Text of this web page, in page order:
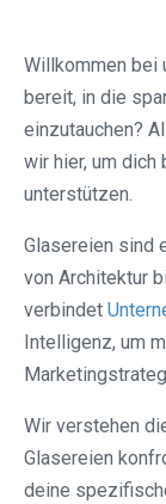
Willkommen bei
bereit, in die
einzutauchen?
wir hier, um
unterstützen.
Glasereien sind
von Architektur
verbindet
Intelligenz, um
Wir verstehen
Glasereien
deine